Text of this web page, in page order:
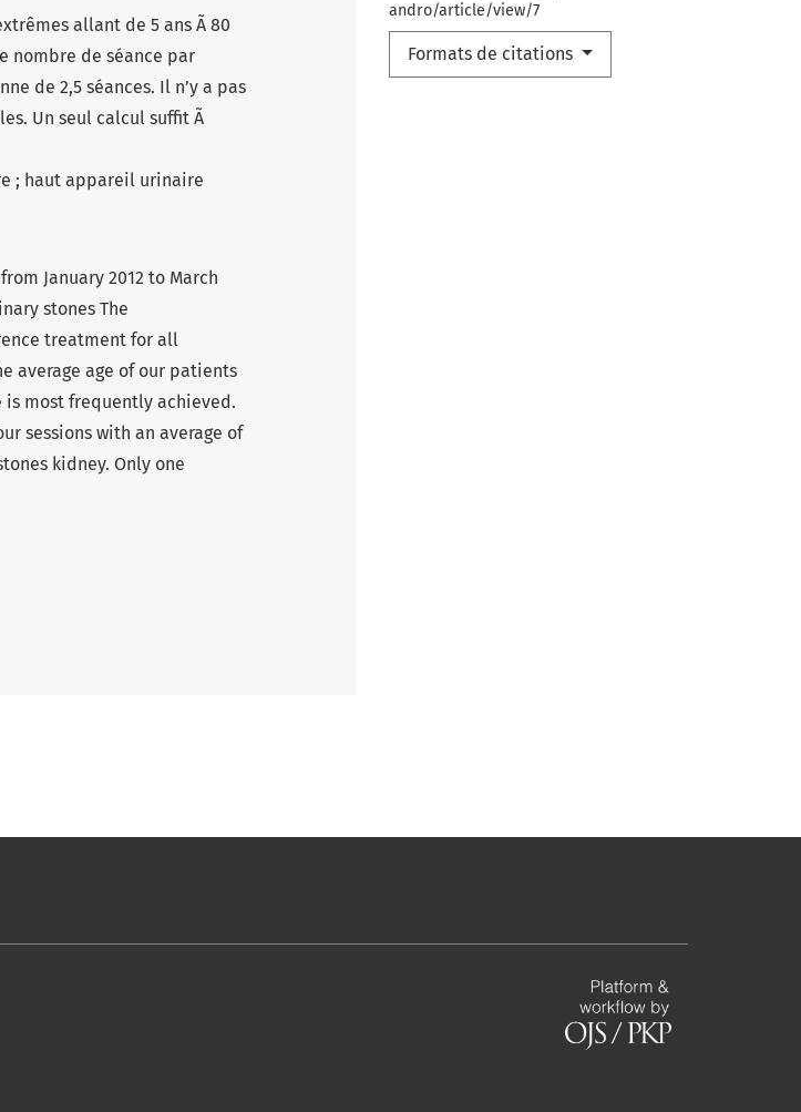
andro/article/view/7
Formats de citations
allant de 5 ans Ã 80
nombre de séance par
de 2,5 séances. Il n’y a pas
Un seul calcul suffit Ã
; haut appareil urinaire
January 2012 to March
stones The
treatment for all
average age of our patients
is most frequently achieved.
sessions with an average of
kidney. Only one